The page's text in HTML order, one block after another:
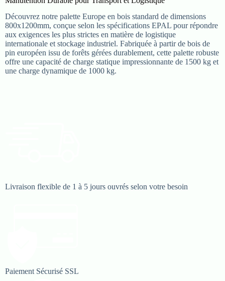
Découvrez notre palette Europe en bois standard de dimensions
800x1200mm, conçue selon les spécifications EPAL pour répondre
aux exigences les plus strictes en matière de logistique
internationale et stockage industriel. Fabriquée à partir de bois de
pin européen issu de forêts gérées durablement, cette palette robuste
offre une capacité de charge statique impressionnante de 1500 kg et
une charge dynamique de 1000 kg.
Livraison flexible de 1 à 5 jours ouvrés selon votre besoin
Paiement Sécurisé SSL